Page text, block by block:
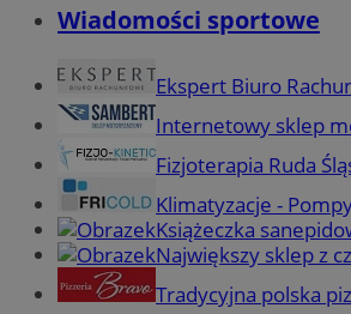
Wiadomości sportowe
Ekspert Biuro
Internetowy sklep
Fizjoterapia Ruda
Klimatyzacje -
Książeczka
Największy sklep z
Tradycyjna polska